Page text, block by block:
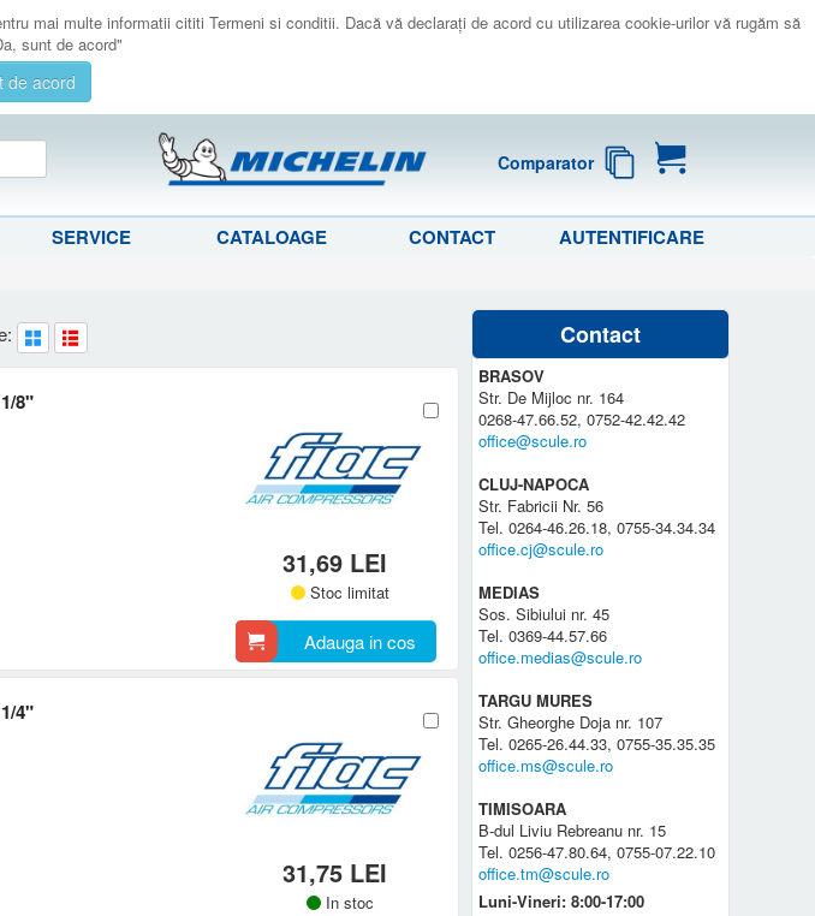
mai multe informatii cititi Termeni si conditii. Dacă vă declaraţi de acord cu utilizarea cookie-urilor vă rugăm să
sunt de acord"
de acord
Comparator
SERVICE CATALOAGE CONTACT AUTENTIFICARE
8"
31,69 LEI
Stoc limitat
Adauga in cos
4"
31,75 LEI
In stoc
Contact
BRASOV
Str. De Mijloc nr. 164
0268-47.66.52, 0752-42.42.42
office@scule.ro
CLUJ-NAPOCA
Str. Fabricii Nr. 56
Tel. 0264-46.26.18, 0755-34.34.34
office.cj@scule.ro
MEDIAS
Sos. Sibiului nr. 45
Tel. 0369-44.57.66
office.medias@scule.ro
TARGU MURES
Str. Gheorghe Doja nr. 107
Tel. 0265-26.44.33, 0755-35.35.35
office.ms@scule.ro
TIMISOARA
B-dul Liviu Rebreanu nr. 15
Tel. 0256-47.80.64, 0755-07.22.10
office.tm@scule.ro
Luni-Vineri: 8:00-17:00